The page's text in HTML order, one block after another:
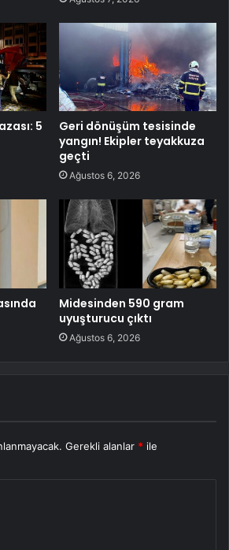
5
Geri dönüşüm tesisinde
yangın! Ekipler teyakkuza
geçti
Ağustos 6, 2026
Midesinden 590 gram
uyuşturucu çıktı
Ağustos 6, 2026
Gerekli alanlar * ile